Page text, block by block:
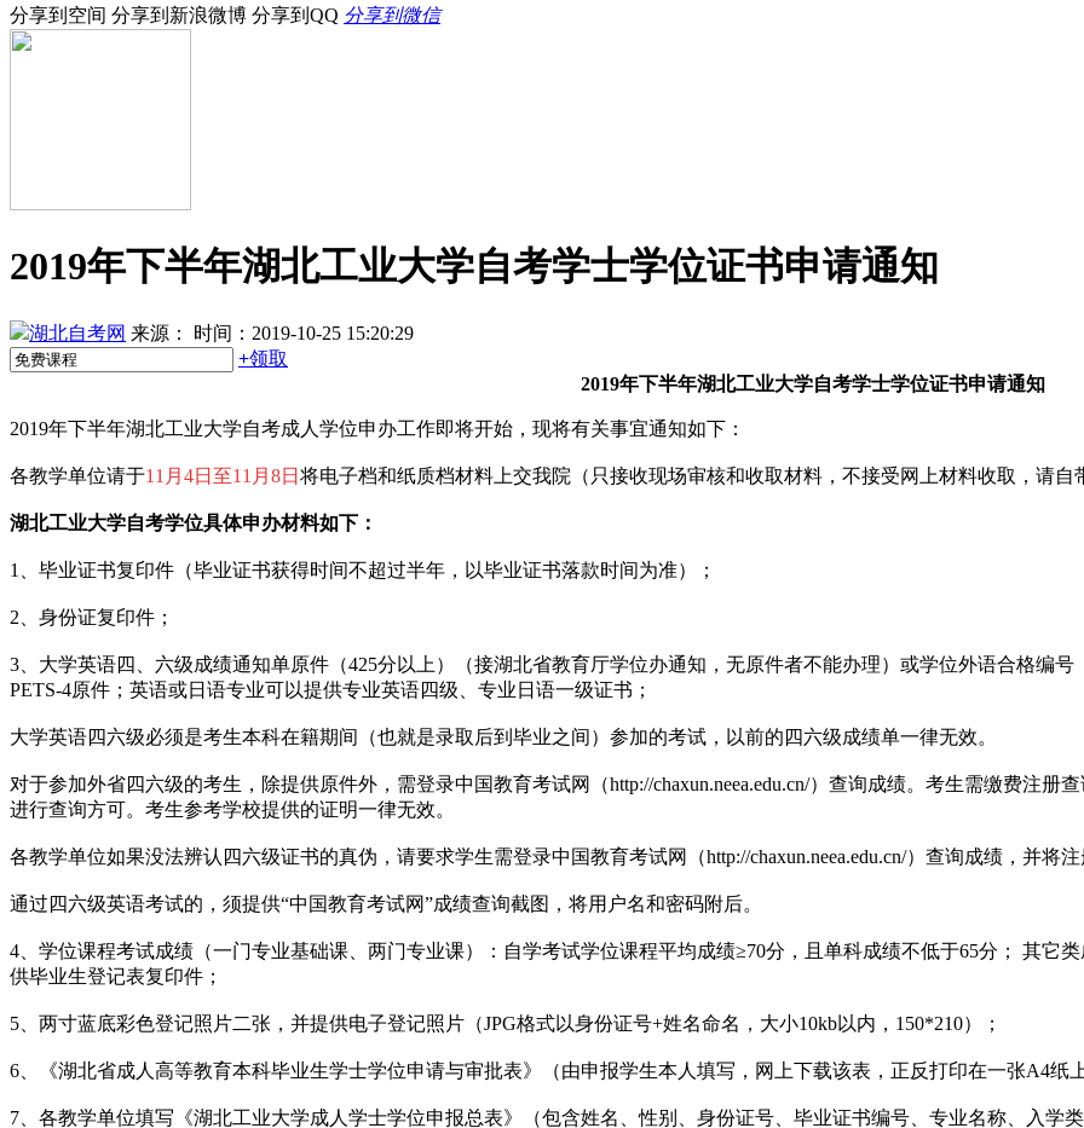
分享到空间 分享到新浪微博 分享到QQ 分享到微信
2019年下半年湖北工业大学自考学士学位证书申请通知
湖北自考网 来源：
时间：2019-10-25 15:20:29
+领取
2019年下半年湖北工业大学自考学士学位证书申请通知
2019年下半年湖北工业大学自考成人学位申办工作即将开始，现将有关事宜通知如下：
各教学单位请于11月4日至11月8日 将电子档和纸质档材料上交我院（只接收现场审核和收取材料，不接受网上材料收取，请自
湖北工业大学自考学位具体申办材料如下：
1、毕业证书复印件（毕业证书获得时间不超过半年，以毕业证书落款时间为准）；
2、身份证复印件；
3、大学英语四、六级成绩通知单原件（425分以上）（接湖北省教育厅学位办通知，无原件者不能办理）或学位外语合格编
PETS-4原件；英语或日语专业可以提供专业英语四级、专业日语一级证书；
大学英语四六级必须是考生本科在籍期间（也就是录取后到毕业之间）参加的考试，以前的四六级成绩单一律无效。
对于参加外省四六级的考生，除提供原件外，需登录中国教育考试网（http://chaxun.neea.edu.cn/）查询成绩。考生需缴费注
进行查询方可。考生参考学校提供的证明一律无效。
各教学单位如果没法辨认四六级证书的真伪，请要求学生需登录中国教育考试网（http://chaxun.neea.edu.cn/）查询成绩，并将注
通过四六级英语考试的，须提供“中国教育考试网”成绩查询截图，将用户名和密码附后。
4、学位课程考试成绩（一门专业基础课、两门专业课）：自学考试学位课程平均成绩≥70分，且单科成绩不低于65分； 其它
供毕业生登记表复印件；
5、两寸蓝底彩色登记照片二张，并提供电子登记照片（JPG格式以身份证号+姓名命名，大小10kb以内，150*210）；
6、《湖北省成人高等教育本科毕业生学士学位申请与审批表》（由申报学生本人填写，网上下载该表，正反打印在一张A4纸
7、各教学单位填写《湖北工业大学成人学士学位申报总表》（包含姓名、性别、身份证号、毕业证书编号、专业名称、入学